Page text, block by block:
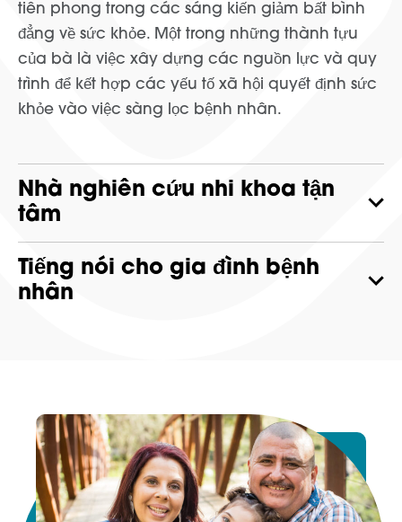
tiên phong trong các sáng kiến giảm bất bình
đẳng về sức khỏe. Một trong những thành tựu
của bà là việc xây dựng các nguồn lực và quy
trình để kết hợp các yếu tố xã hội quyết định sức
khỏe vào việc sàng lọc bệnh nhân.
Nhà nghiên cứu nhi khoa tận
tâm
Tiếng nói cho gia đình bệnh
nhân